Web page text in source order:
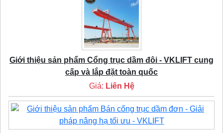
Giới thiệu sản phẩm Cổng trục dầm đôi - VKLIFT cung
cấp và lắp đặt toàn quốc
Giá: Liên Hệ